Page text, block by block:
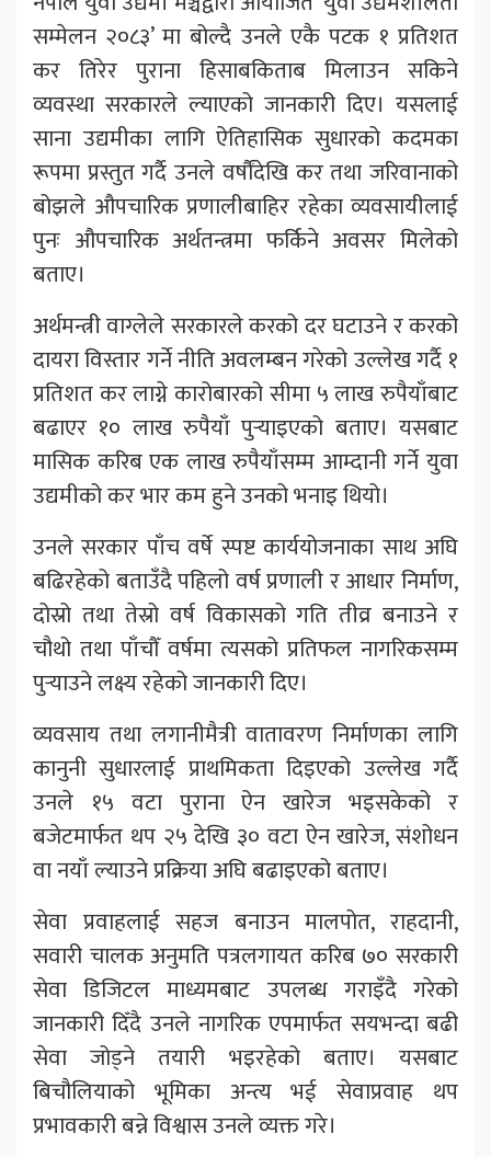
सम्मेलन २०८३’ मा बोल्दै उनले एकै पटक १ प्रतिशत
कर तिरेर पुराना हिसाबकिताब मिलाउन सकिने
व्यवस्था सरकारले ल्याएको जानकारी दिए। यसलाई
साना उद्यमीका लागि ऐतिहासिक सुधारको कदमका
रूपमा प्रस्तुत गर्दै उनले वर्षौंदेखि कर तथा जरिवानाको
बोझले औपचारिक प्रणालीबाहिर रहेका व्यवसायीलाई
पुनः औपचारिक अर्थतन्त्रमा फर्किने अवसर मिलेको
बताए।
अर्थमन्त्री वाग्लेले सरकारले करको दर घटाउने र करको
दायरा विस्तार गर्ने नीति अवलम्बन गरेको उल्लेख गर्दै १
प्रतिशत कर लाग्ने कारोबारको सीमा ५ लाख रुपैयाँबाट
बढाएर १० लाख रुपैयाँ पुर्‍याइएको बताए। यसबाट
मासिक करिब एक लाख रुपैयाँसम्म आम्दानी गर्ने युवा
उद्यमीको कर भार कम हुने उनको भनाइ थियो।
उनले सरकार पाँच वर्षे स्पष्ट कार्ययोजनाका साथ अघि
बढिरहेको बताउँदै पहिलो वर्ष प्रणाली र आधार निर्माण,
दोस्रो तथा तेस्रो वर्ष विकासको गति तीव्र बनाउने र
चौथो तथा पाँचौँ वर्षमा त्यसको प्रतिफल नागरिकसम्म
पुर्‍याउने लक्ष्य रहेको जानकारी दिए।
व्यवसाय तथा लगानीमैत्री वातावरण निर्माणका लागि
कानुनी सुधारलाई प्राथमिकता दिइएको उल्लेख गर्दै
उनले १५ वटा पुराना ऐन खारेज भइसकेको र
बजेटमार्फत थप २५ देखि ३० वटा ऐन खारेज, संशोधन
वा नयाँ ल्याउने प्रक्रिया अघि बढाइएको बताए।
सेवा प्रवाहलाई सहज बनाउन मालपोत, राहदानी,
सवारी चालक अनुमति पत्रलगायत करिब ७० सरकारी
सेवा डिजिटल माध्यमबाट उपलब्ध गराइँदै गरेको
जानकारी दिँदै उनले नागरिक एपमार्फत सयभन्दा बढी
सेवा जोड्ने तयारी भइरहेको बताए। यसबाट
बिचौलियाको भूमिका अन्त्य भई सेवाप्रवाह थप
प्रभावकारी बन्ने विश्वास उनले व्यक्त गरे।